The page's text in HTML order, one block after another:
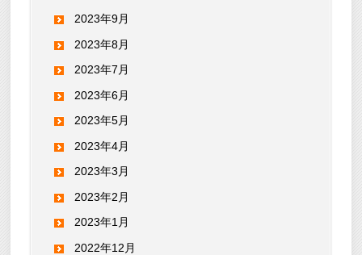
2023年9月
2023年8月
2023年7月
2023年6月
2023年5月
2023年4月
2023年3月
2023年2月
2023年1月
2022年12月